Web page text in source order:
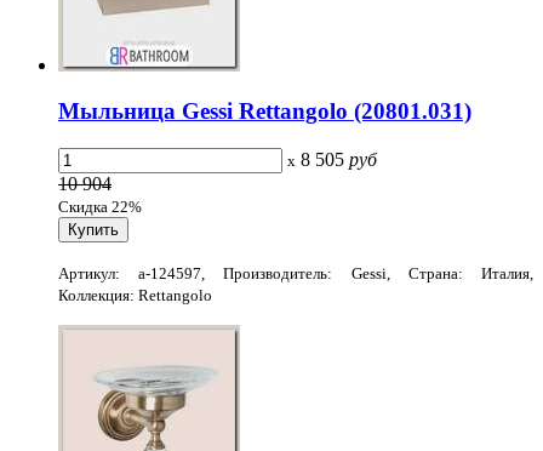
Мыльница Gessi Rettangolo (20801.031)
x 8 505 руб
10 904
Скидка 22%
Артикул: a-124597, Производитель: Gessi, Страна: Италия,
Коллекция: Rettangolo